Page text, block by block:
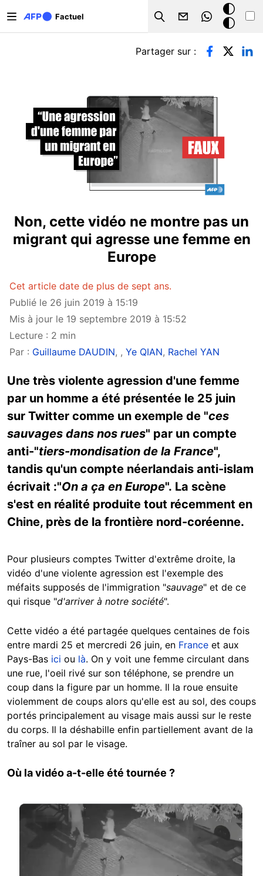
Factuel
Search
Mode
sombre
Onglets principaux
Partager sur :
Non, cette vidéo ne montre pas un
migrant qui agresse une femme en
Europe
Cet article date de plus de sept ans.
Publié le 26 juin 2019 à 15:19
Mis à jour le 19 septembre 2019 à 15:52
Lecture : 2 min
Par : Guillaume DAUDIN, , Ye QIAN, Rachel YAN
Une très violente agression d'une femme
par un homme a été présentée le 25 juin
sur Twitter comme un exemple de "ces
sauvages dans nos rues" par un compte
anti-"tiers-mondisation de la France",
tandis qu'un compte néerlandais anti-islam
écrivait :"On a ça en Europe". La scène
s'est en réalité produite tout récemment en
Chine, près de la frontière nord-coréenne.
Pour plusieurs comptes Twitter d'extrême droite, la
vidéo d'une violente agression est l'exemple des
méfaits supposés de l'immigration "sauvage" et de ce
qui risque "d'arriver à notre société".
Cette vidéo a été partagée quelques centaines de fois
entre mardi 25 et mercredi 26 juin, en France et aux
Pays-Bas ici ou là. On y voit une femme circulant dans
une rue, l'oeil rivé sur son téléphone, se prendre un
coup dans la figure par un homme. Il la roue ensuite
violemment de coups alors qu'elle est au sol, des coups
portés principalement au visage mais aussi sur le reste
du corps. Il la déshabille enfin partiellement avant de la
traîner au sol par le visage.
Où la vidéo a-t-elle été tournée ?
Image